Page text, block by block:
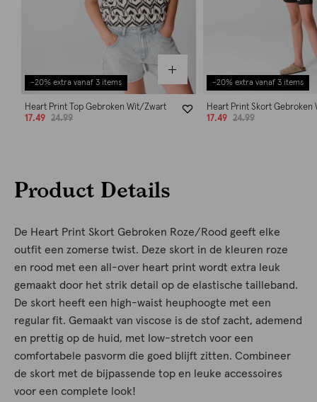
-20% extra vanaf 3 items
Heart Print Top Gebroken Wit/Zwart
17.49
24.99
-20% extra vanaf 3 items
Heart Print Skort Gebroken
17.49
24.99
Product Details
De Heart Print Skort Gebroken Roze/Rood geeft elke
outfit een zomerse twist. Deze skort in de kleuren roze
en rood met een all-over heart print wordt extra leuk
gemaakt door het strik detail op de elastische tailleband.
De skort heeft een high-waist heuphoogte met een
regular fit. Gemaakt van viscose is de stof zacht, ademend
en prettig op de huid, met low-stretch voor een
comfortabele pasvorm die goed blijft zitten. Combineer
de skort met de bijpassende top en leuke accessoires
voor een complete look!